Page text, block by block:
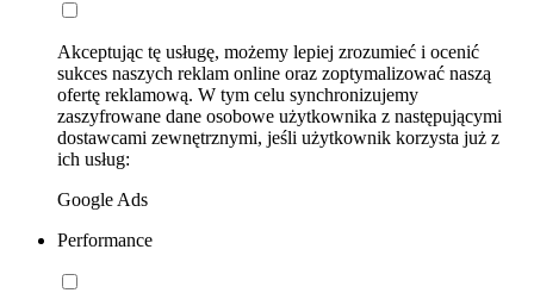
Akceptując tę usługę, możemy lepiej zrozumieć i ocenić
sukces naszych reklam online oraz zoptymalizować naszą
ofertę reklamową. W tym celu synchronizujemy
zaszyfrowane dane osobowe użytkownika z następującymi
dostawcami zewnętrznymi, jeśli użytkownik korzysta już z
ich usług:
Google Ads
Performance